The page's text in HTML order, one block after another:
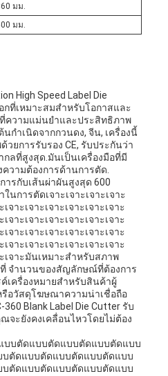
มม.
มม.
High Speed Label Die
กที่เหมาะสมสําหรับโอกาสและ
ความแม่นยําและประสิทธิภาพ
กําเนิดจากกวนดง, จีน, เครื่องนี้
ยการรับรอง CE, รับประกันว่า
ลที่สูงสุด.มันเป็นเครื่องมือที่มี
วามต้องการด้านการตัด.
ารกับเส้นผ่าผันสูงสุด 600
การตัดเจาะเจาะเจาะเจาะ
เจาะเจาะเจาะเจาะเจาะเจาะ
เจาะเจาะเจาะเจาะเจาะเจาะ
เจาะเจาะเจาะเจาะเจาะเจาะ
เจาะเจาะเจาะเจาะเจาะเจาะ
ะเจาะมันเหมาะสําหรับสภาพ
จํานวนของสัญลักษณ์ที่ต้องการ
เครื่องหมายสําหรับสินค้าผู้
อวัสดุโฆษณาความน่าเชื่อถือ
360 Blank Label Die Cutter รับ
จะยังคงเคลื่อนไหวโดยไม่ต้อง
บบตัดแบบตัดแบบตัดแบบตัดแบบ
ตัดแบบตัดแบบตัดแบบตัดแบบ
ตัดแบบตัดแบบตัดแบบตัดแบบ